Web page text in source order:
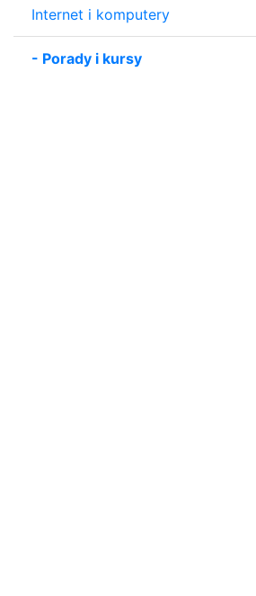
Internet i komputery
- Porady i kursy